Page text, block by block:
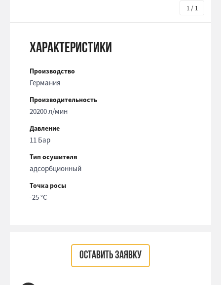
1 / 1
Характеристики
Производство
Германия
Производительность
20200 л/мин
Давление
11 Бар
Тип осушителя
адсорбционный
Точка росы
-25 °С
ОСТАВИТЬ ЗАЯВКУ